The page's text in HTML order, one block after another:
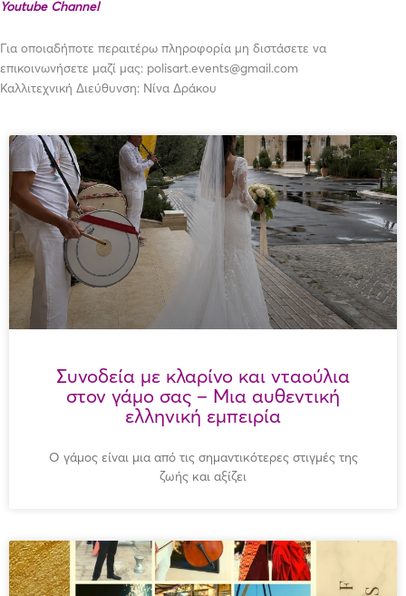
Youtube Channel
Για οποιαδήποτε περαιτέρω πληροφορία μη διστάσετε να
επικοινωνήσετε μαζί μας: polisart.events@gmail.com
Καλλιτεχνική Διεύθυνση: Νίνα Δράκου
Συνοδεία με κλαρίνο και νταούλια
στον γάμο σας – Μια αυθεντική
ελληνική εμπειρία
Ο γάμος είναι μια από τις σημαντικότερες στιγμές της
ζωής και αξίζει